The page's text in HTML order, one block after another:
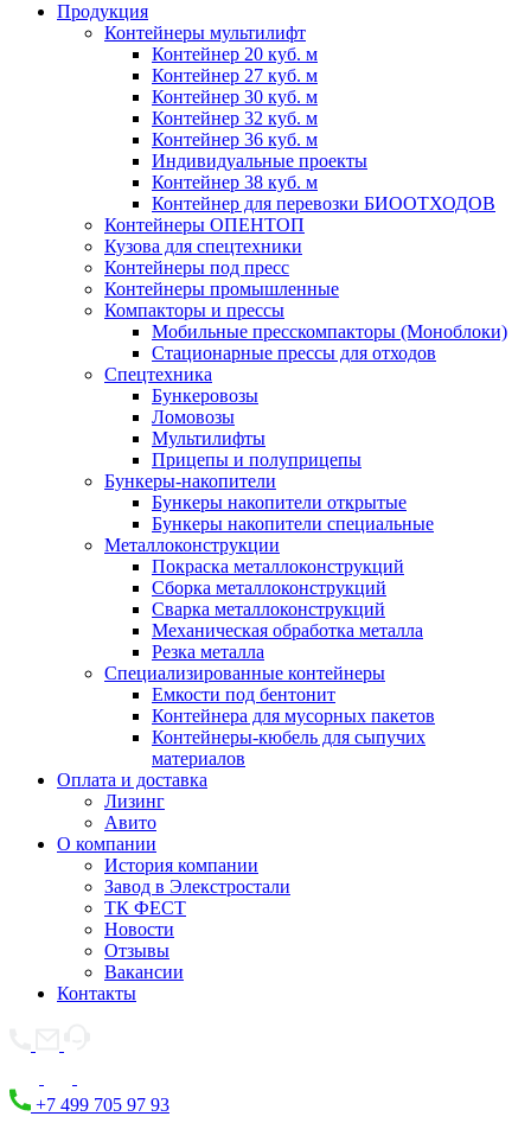
Продукция
Контейнеры мультилифт
Контейнер 20 куб. м
Контейнер 27 куб. м
Контейнер 30 куб. м
Контейнер 32 куб. м
Контейнер 36 куб. м
Индивидуальные проекты
Контейнер 38 куб. м
Контейнер для перевозки БИООТХОДОВ
Контейнеры ОПЕНТОП
Кузова для спецтехники
Контейнеры под пресс
Контейнеры промышленные
Компакторы и прессы
Мобильные пресскомпакторы (Моноблоки)
Стационарные прессы для отходов
Спецтехника
Бункеровозы
Ломовозы
Мультилифты
Прицепы и полуприцепы
Бункеры-накопители
Бункеры накопители открытые
Бункеры накопители специальные
Металлоконструкции
Покраска металлоконструкций
Сборка металлоконструкций
Сварка металлоконструкций
Механическая обработка металла
Резка металла
Специализированные контейнеры
Емкости под бентонит
Контейнера для мусорных пакетов
Контейнеры-кюбель для сыпучих
материалов
Оплата и доставка
Лизинг
Авито
О компании
История компании
Завод в Элекстростали
ТК ФЕСТ
Новости
Отзывы
Вакансии
Контакты
+7 499 705 97 93